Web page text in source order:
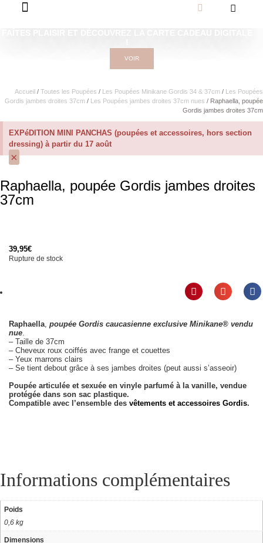
VOIR
Accueil / Toutes les Poupées / Les Poupées Minikane Gordis 34 & 37cm / Les Poupées
Gordis jambes droites 37cm / Les Poupées jambes droites 37cm nues / Raphaella, poupée
Gordis jambes droites 37cm
EXPéDITION MINI PANCHAS (poupées et accessoires, hors section
dressing) à partir du 17 août
×
Raphaella, poupée Gordis jambes droites
37cm
39,95€
Rupture de stock
Raphaella, poupée Gordis caucasienne exclusive Minikane® vendu
nue.
– Taille de 37cm
– Cheveux roux coiffés avec frange et couettes
– Yeux marrons clairs
– Se tient debout grâce à ses jambes droites (peut aussi s’asseoir)
Poupée articulée et sexuée en vinyle parfumé à la vanille, vendue
protégée dans son sac plastique.
Compatible avec l’ensemble des vêtements et accessoires Gordis.
Informations complémentaires
Poids
0,6 kg
Dimensions